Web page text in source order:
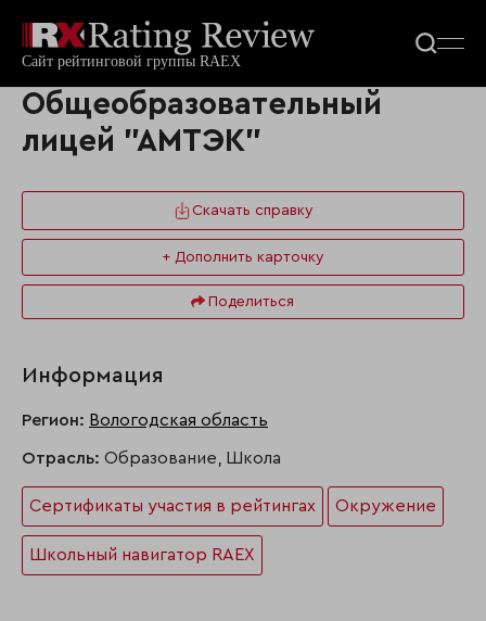
Общеобразовательный
лицей "АМТЭК"
Скачать справку
+ Дополнить карточку
Поделиться
Информация
Регион: Вологодская область
Отрасль: Образование, Школа
Сертификаты участия в рейтингах Окружение
Школьный навигатор RAEX